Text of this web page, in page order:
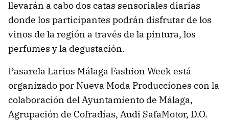
llevarán a cabo dos catas sensoriales diarias
donde los participantes podrán disfrutar de los
vinos de la región a través de la pintura, los
perfumes y la degustación.
Pasarela Larios Málaga Fashion Week está
organizado por Nueva Moda Producciones con la
colaboración del Ayuntamiento de Málaga,
Agrupación de Cofradías, Audi SafaMotor, D.O.